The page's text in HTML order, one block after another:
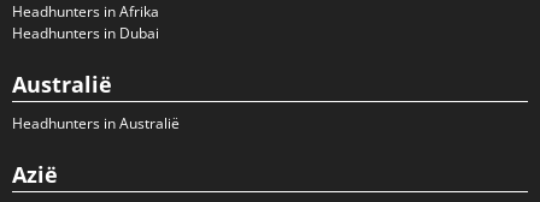
Headhunters in Afrika
Headhunters in Dubai
Australië
Headhunters in Australië
Azië